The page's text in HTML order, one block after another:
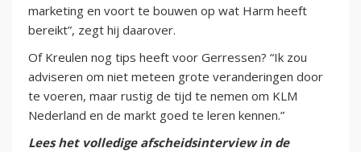
marketing en voort te bouwen op wat Harm heeft
bereikt”, zegt hij daarover.
Of Kreulen nog tips heeft voor Gerressen? “Ik zou
adviseren om niet meteen grote veranderingen door
te voeren, maar rustig de tijd te nemen om KLM
Nederland en de markt goed te leren kennen.”
Lees het volledige afscheidsinterview in de